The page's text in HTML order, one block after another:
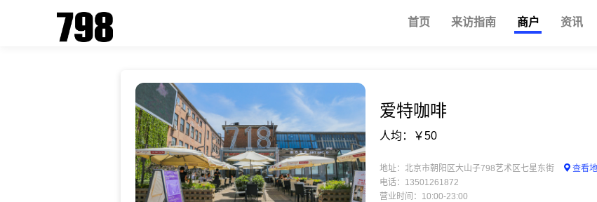
首页 来访指南 商户 资讯
爱特咖啡
人均：￥50
地址：北京市朝阳区大山子798艺术区七星东街
查看
电话：13501261872
营业时间：10:00-23:00